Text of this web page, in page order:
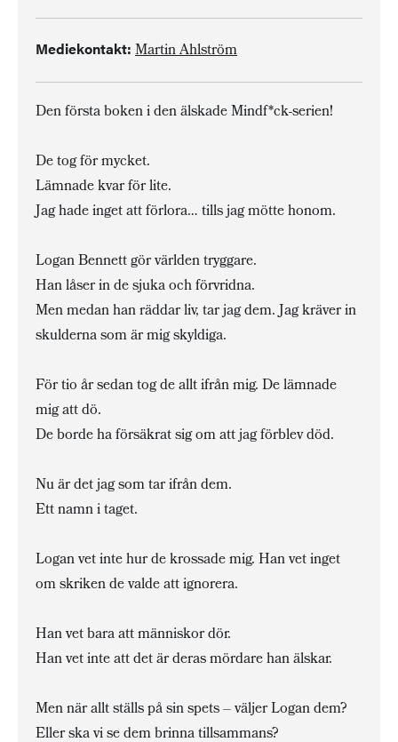
Mediekontakt: Martin Ahlström
Den första boken i den älskade Mindf*ck-serien!
De tog för mycket.
Lämnade kvar för lite.
Jag hade inget att förlora… tills jag mötte honom.
Logan Bennett gör världen tryggare.
Han låser in de sjuka och förvridna.
Men medan han räddar liv, tar jag dem. Jag kräver in
skulderna som är mig skyldiga.
För tio år sedan tog de allt ifrån mig. De lämnade
mig att dö.
De borde ha försäkrat sig om att jag förblev död.
Nu är det jag som tar ifrån dem.
Ett namn i taget.
Logan vet inte hur de krossade mig. Han vet inget
om skriken de valde att ignorera.
Han vet bara att människor dör.
Han vet inte att det är deras mördare han älskar.
Men när allt ställs på sin spets – väljer Logan dem?
Eller ska vi se dem brinna tillsammans?